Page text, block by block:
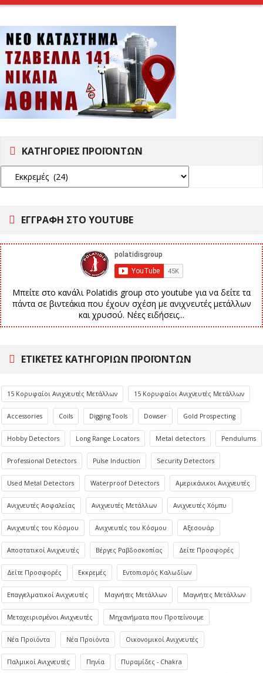
ΚΑΤΗΓΟΡΙΕΣ ΠΡΟΪΟΝΤΩΝ
ΕΓΓΡΑΦΗ ΣΤΟ YOUTUBE
Μπείτε στο κανάλι Polatidis group στο youtube για να δείτε τα
πάντα σε βιντεάκια που έχουν σχέση με ανιχνευτές μετάλλων
και χρυσού. Νέες ειδήσεις...
ΕΤΙΚΈΤΕΣ ΚΑΤΗΓΟΡΙΏΝ ΠΡΟΪΌΝΤΩΝ
15 Κορυφαίοι Ανιχνευτές Μετάλλων 15 Κορυφαίοι Ανιχνευτές Μετάλλων
Accessories Coils Digging Tools Dowser Gold Prospecting
Hobby Detectors Long Range Locators Metal detectors Pendulums
Professional Detectors Pulse Induction Security Detectors
Used Metal Detectors Waterproof Detectors Αμερικάνικοι Ανιχνευτές
Ανιχνευτές Ασφαλείας Ανιχνευτές Μετάλλων Ανιχνευτές Χόμπυ
Ανιχνευτές του Κόσμου Ανιχνευτές του Κόσμου Αξεσουάρ
Αποστατικοί Ανιχνευτές Βέργες Ραβδοσκοπίας Δείτε Προσφορές
Δείτε Προσφορές Εκκρεμές Εντοπισμός Καλωδίων
Επαγγελματικοί Ανιχνευτές Μαγνήτες Μετάλλων Μαγνήτες Μετάλλων
Μεταχειρισμένοι Ανιχνευτές Μηχανήματα που Προτείνουμε
Νέα Προϊόντα Νέα Προϊόντα Οικονομικοί Ανιχνευτές
Παλμικοί Ανιχνευτές Πηνία Πυραμίδες - Chakra